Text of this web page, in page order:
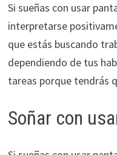
Si sueñas con usar
interpretarse
que estás buscando
dependiendo de tus
tareas porque tendrás
Soñar con